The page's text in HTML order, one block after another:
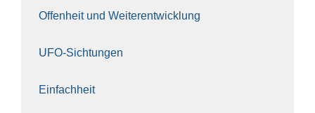
Offen­heit und Wei­ter­ent­wick­lung
UFO-Sich­tun­gen
Ein­fach­heit